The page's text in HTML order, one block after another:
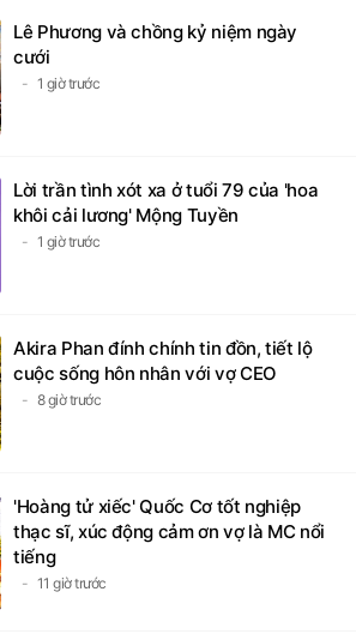
Lê Phương và chồng kỷ niệm ngày
cưới
1 giờ trước
Lời trần tình xót xa ở tuổi 79 của 'hoa
khôi cải lương' Mộng Tuyền
1 giờ trước
Akira Phan đính chính tin đồn, tiết lộ
cuộc sống hôn nhân với vợ CEO
8 giờ trước
'Hoàng tử xiếc' Quốc Cơ tốt nghiệp
thạc sĩ, xúc động cảm ơn vợ là MC nổi
tiếng
11 giờ trước